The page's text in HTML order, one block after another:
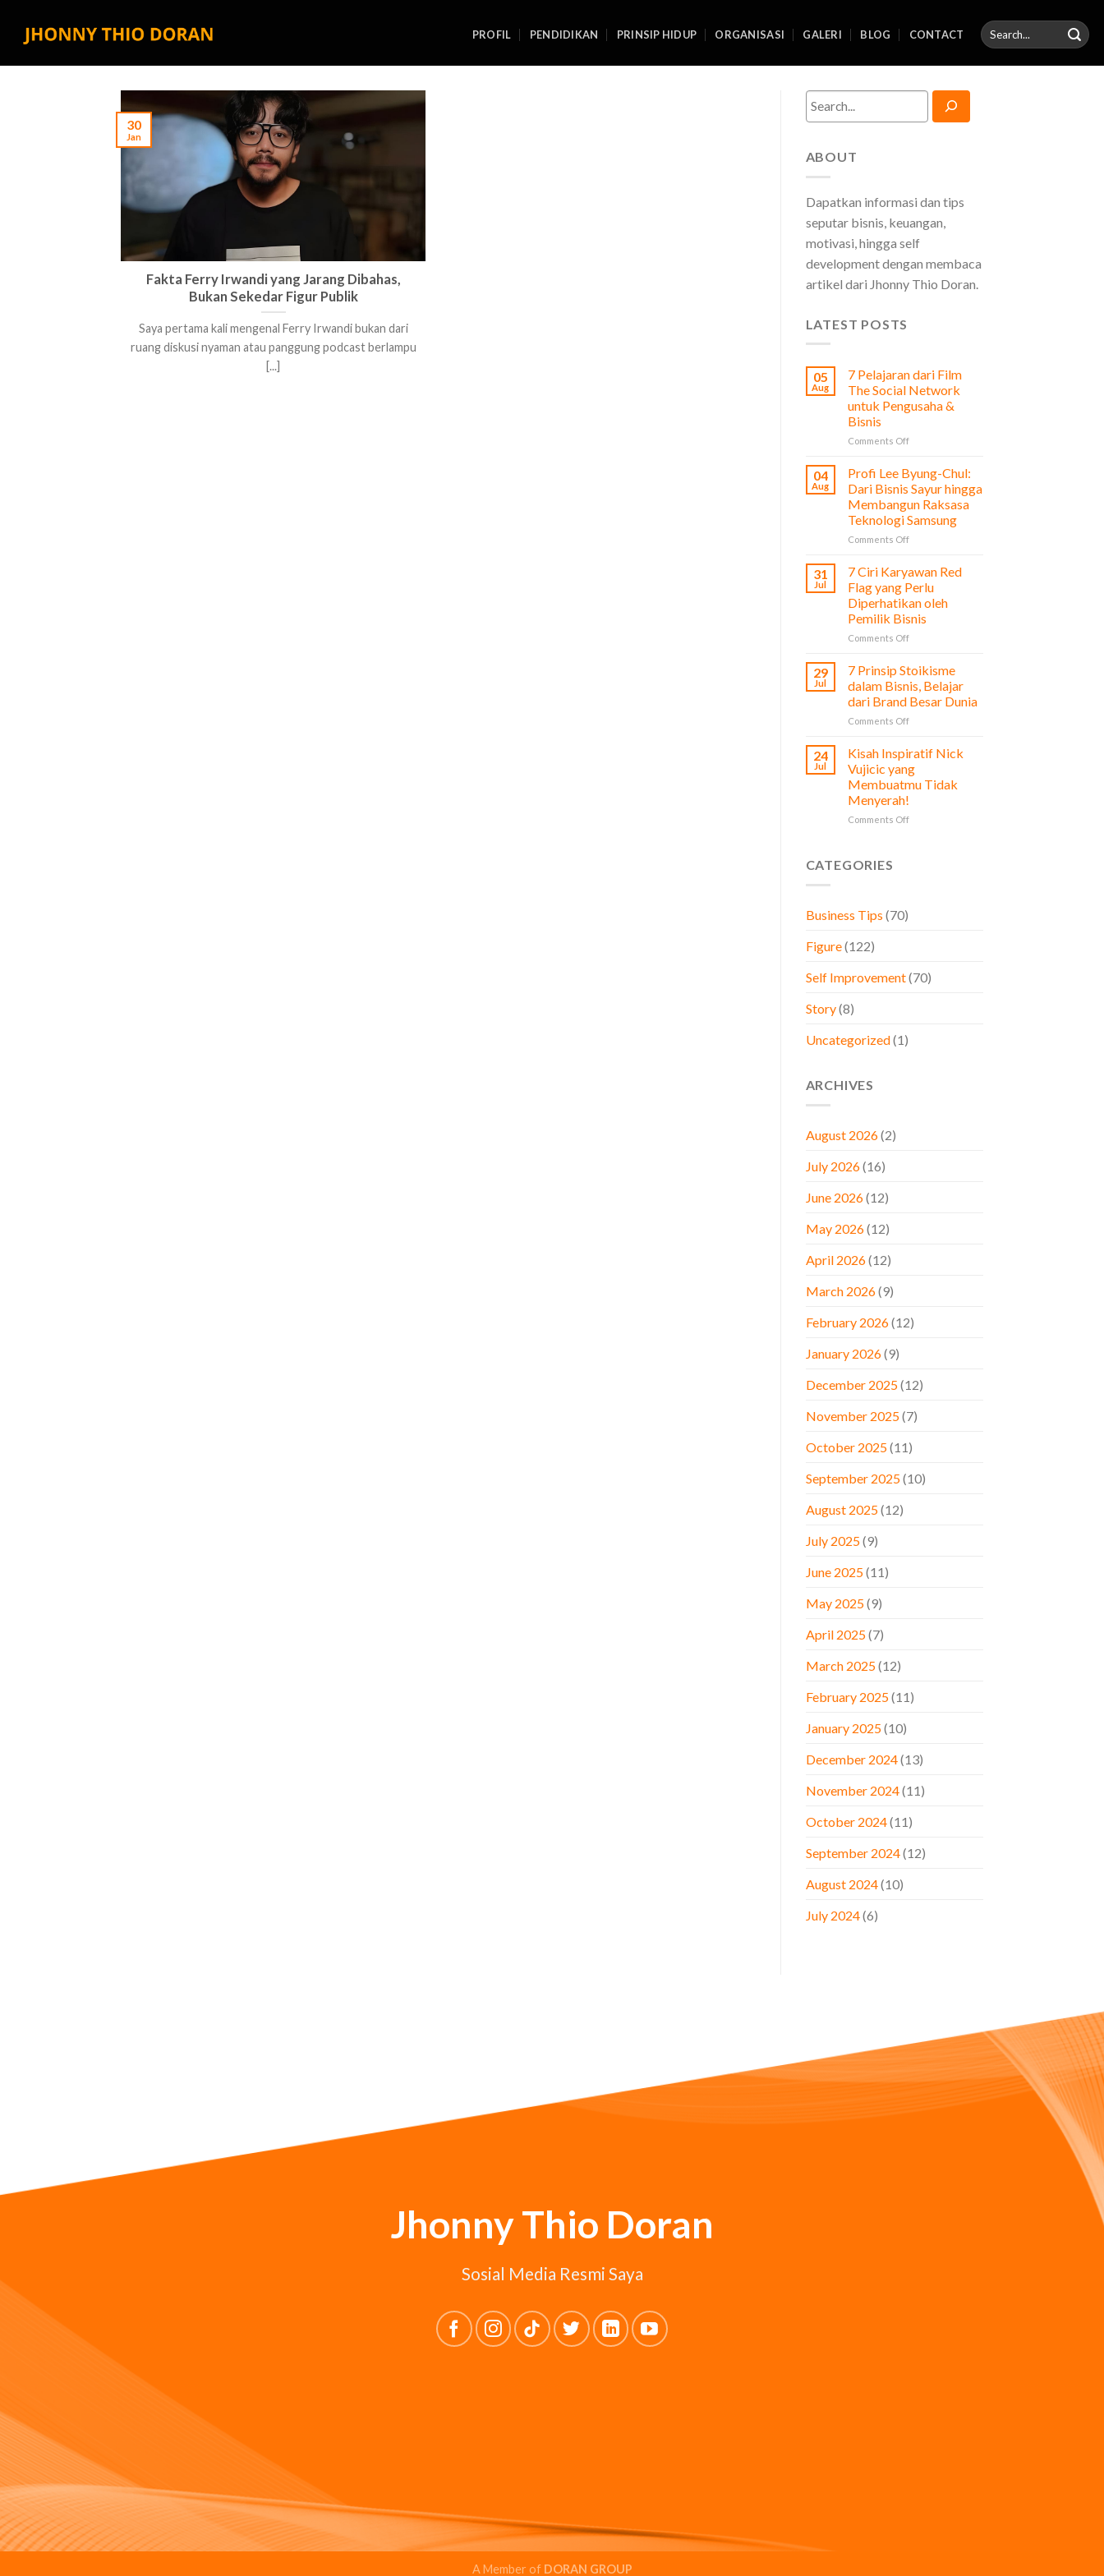
PROFIL PENDIDIKAN PRINSIP HIDUP ORGANISASI GALERI BLOG CONTACT
Fakta Ferry Irwandi yang Jarang Dibahas,
Bukan Sekedar Figur Publik
Saya pertama kali mengenal Ferry Irwandi bukan dari
ruang diskusi nyaman atau panggung podcast berlampu
[...]
30
Jan
Search
ABOUT
Dapatkan informasi dan tips
seputar bisnis, keuangan,
motivasi, hingga self
development dengan membaca
artikel dari Jhonny Thio Doran.
LATEST POSTS
05
Aug
7 Pelajaran dari Film
The Social Network
untuk Pengusaha &
Bisnis
Comments Offon
Pelajaran
dari
Film
The
Social
Network
Pengusaha
&
Bisnis
04
Aug
Profi Lee Byung-Chul:
Dari Bisnis Sayur hingga
Membangun Raksasa
Teknologi Samsung
Comments Offon
Chul:
Dari
Bisnis
Sayur
Membangun
Raksasa
Teknologi
Samsung
31
Jul
7 Ciri Karyawan Red
Flag yang Perlu
Diperhatikan oleh
Pemilik Bisnis
Comments Offon
Ciri
Red
Flag
yang
Diperhatikan
Pemilik
Bisnis
29
Jul
7 Prinsip Stoikisme
dalam Bisnis, Belajar
dari Brand Besar Dunia
Comments Offon
Prinsip
dalam
Bisnis,
Belajar
dari
24
Jul
Kisah Inspiratif Nick
Vujicic yang
Membuatmu Tidak
Menyerah!
Comments Offon
CATEGORIES
Business Tips (70)
Figure(122)
Self Improvement(70)
Story(8)
Uncategorized(1)
ARCHIVES
August 2026(2)
July 2026(16)
June 2026(12)
May 2026(12)
April 2026(12)
March 2026(9)
February 2026(12)
January 2026(9)
December 2025(12)
November 2025(7)
October 2025(11)
September 2025(10)
August 2025(12)
July 2025(9)
June 2025(11)
May 2025(9)
April 2025(7)
March 2025(12)
February 2025(11)
January 2025(10)
December 2024(13)
November 2024(11)
October 2024(11)
September 2024(12)
August 2024(10)
July 2024(6)
Jhonny Thio Doran
Sosial Media Resmi Saya
A Member of DORAN GROUP